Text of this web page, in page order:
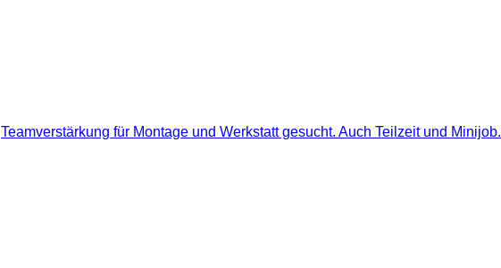
Teamverstärkung für Montage und Werkstatt gesucht. Auch Teilzeit und Minijob.